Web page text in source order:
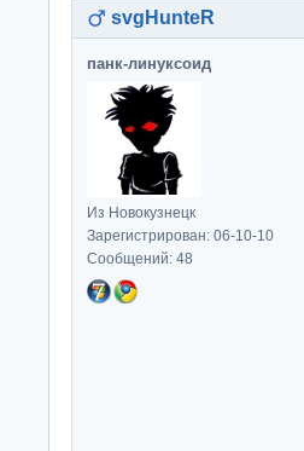
svgHunteR
панк-линуксоид
Из Новокузнецк
Зарегистрирован: 06-10-10
Сообщений: 48